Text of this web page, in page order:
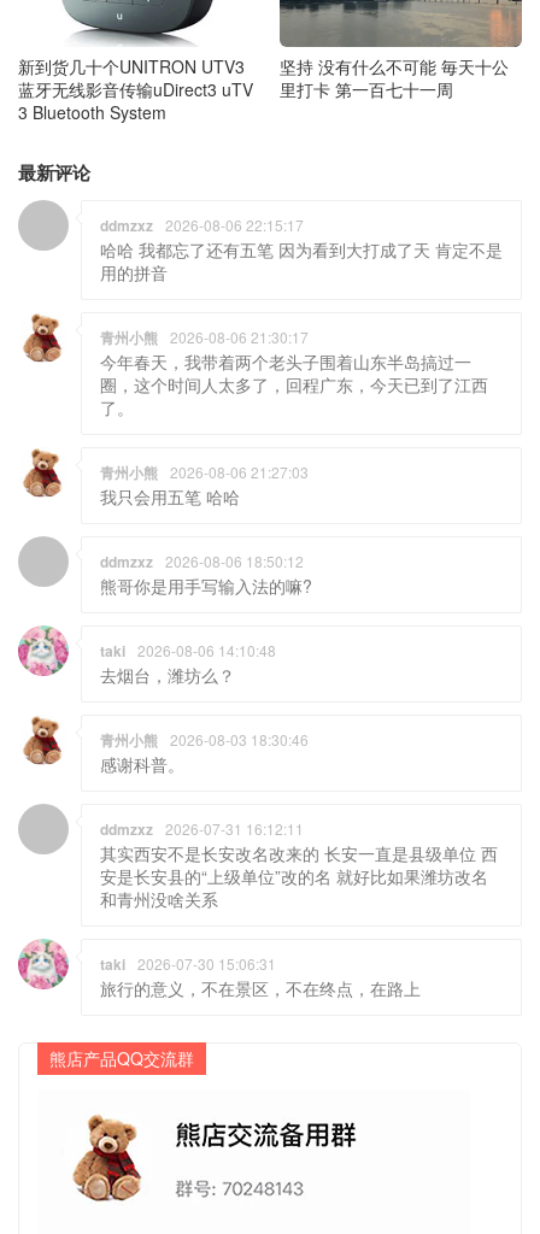
新到货几十个UNITRON UTV3
蓝牙无线影音传输uDirect3 uTV
3 Bluetooth System
坚持 没有什么不可能 毎天十公
里打卡 第一百七十一周
最新评论
ddmzxz 2026-08-06 22:15:17
哈哈 我都忘了还有五笔 因为看到大打成了天 肯定不是
用的拼音
青州小熊 2026-08-06 21:30:17
今年春天，我带着两个老头子围着山东半岛搞过一
圈，这个时间人太多了，回程广东，今天已到了江西
了。
青州小熊 2026-08-06 21:27:03
我只会用五笔 哈哈
ddmzxz 2026-08-06 18:50:12
熊哥你是用手写输入法的嘛?
taki 2026-08-06 14:10:48
去烟台，潍坊么？
青州小熊 2026-08-03 18:30:46
感谢科普。
ddmzxz 2026-07-31 16:12:11
其实西安不是长安改名改来的 长安一直是县级单位 西
安是长安县的“上级单位”改的名 就好比如果潍坊改名
和青州没啥关系
taki 2026-07-30 15:06:31
旅行的意义，不在景区，不在终点，在路上
熊店产品QQ交流群